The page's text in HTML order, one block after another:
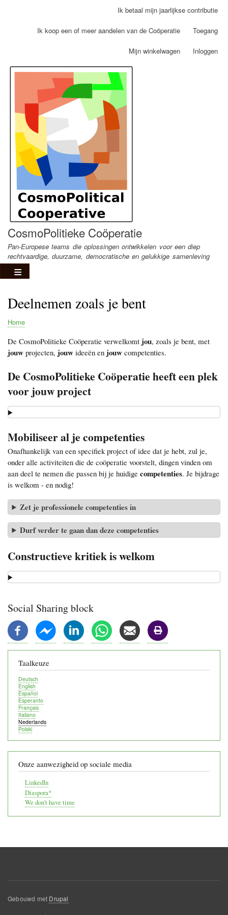
Overslaan
naar
inhoud
Ik betaal mijn jaarlijkse contributie
Ik koop een of meer aandelen van de Coöperatie Toegang
Mijn winkelwagen Inloggen
CosmoPolitieke Coöperatie
Pan-Europese teams die oplossingen ontwikkelen voor een diep
rechtvaardige, duurzame, democratische en gelukkige samenleving
Deelnemen zoals je bent
Home
De CosmoPolitieke Coöperatie verwelkomt jou, zoals je bent, met
jouw projecten, jouw ideeën en jouw competenties.
De CosmoPolitieke Coöperatie heeft een plek
voor jouw project
Mobiliseer al je competenties
Onafhankelijk van een specifiek project of idee dat je hebt, zul je,
onder alle activiteiten die de coöperatie voorstelt, dingen vinden om
aan deel te nemen die passen bij je huidige competenties. Je bijdrage
is welkom - en nodig!
Zet je professionele competenties in
Durf verder te gaan dan deze competenties
Constructieve kritiek is welkom
Social Sharing block
Taalkeuze
Deutsch
English
Español
Esperanto
Français
Italiano
Nederlands
Polski
Onze aanwezigheid op sociale media
LinkedIn
Diaspora*
We don't have time
Gebouwd met Drupal